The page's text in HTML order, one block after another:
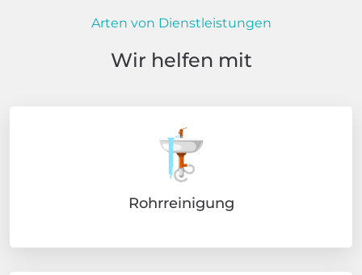
Arten von Dienstleistungen
Wir helfen mit
Rohrreinigung